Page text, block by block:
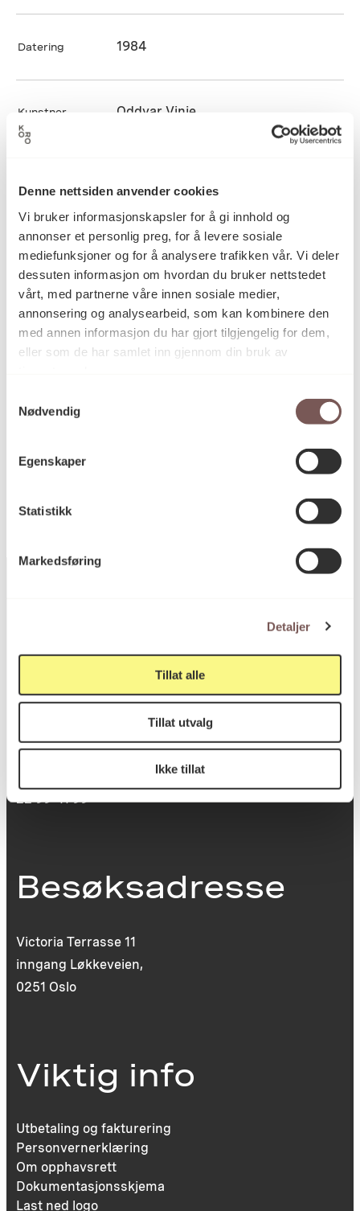
Denne nettsiden anvender cookies
Vi bruker informasjonskapsler for å gi innhold og
annonser et personlig preg, for å levere sosiale
mediefunksjoner og for å analysere trafikken vår. Vi deler
dessuten informasjon om hvordan du bruker nettstedet
vårt, med partnerne våre innen sosiale medier,
annonsering og analysearbeid, som kan kombinere den
med annen informasjon du har gjort tilgjengelig for dem,
eller som de har samlet inn gjennom din bruk av
Nødvendig
Egenskaper
Statistikk
Markedsføring
Detaljer
Tillat alle
Tillat utvalg
Ikke tillat
Datering 1984
Kunstner Oddvar Vinje
Teknikk og
materiale
Steingodsleire
Diameter: 0cm
Bredde: 0cm
Reference
Postboks 6994
0130 Oslo
22 99 11 99
Besøksadresse
Victoria Terrasse 11
inngang Løkkeveien,
0251 Oslo
Viktig info
Utbetaling og fakturering
Personvernerklæring
Om opphavsrett
Dokumentasjonsskjema
Last ned logo